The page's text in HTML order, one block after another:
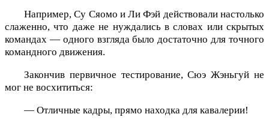
Например, Су Сяомо и Ли Фэй действовали настолько
слаженно, что даже не нуждались в словах или скрытых
командах — одного взгляда было достаточно для точного
командного движения.
Закончив первичное тестирование, Сюэ Жэньгуй не
мог не восхититься:
— Отличные кадры, прямо находка для кавалерии!